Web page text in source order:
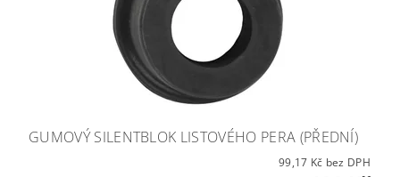
GUMOVÝ SILENTBLOK LISTOVÉHO PERA (PŘEDNÍ)
99,17 Kč bez DPH